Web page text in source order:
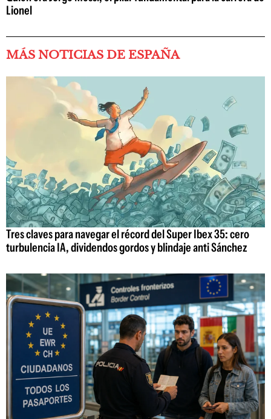
Lionel
MÁS NOTICIAS DE ESPAÑA
Tres claves para navegar el récord del Super Ibex 35: cero
turbulencia IA, dividendos gordos y blindaje anti Sánchez